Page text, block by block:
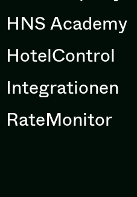
HNS Academy
HotelControl
Integrationen
RateMonitor